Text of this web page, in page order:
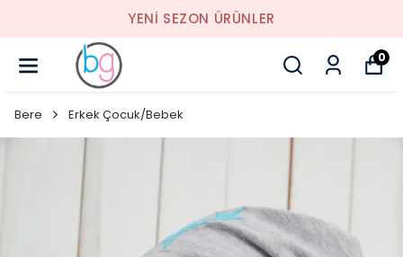
YENI SEZON ÜRÜNLER
0
Bere Erkek Çocuk/Bebek